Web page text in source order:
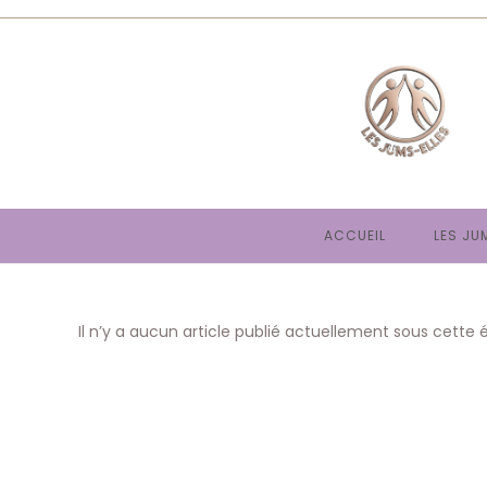
Skip
ACCUEIL LES
Il n’y a aucun article publié actuellement sous cette